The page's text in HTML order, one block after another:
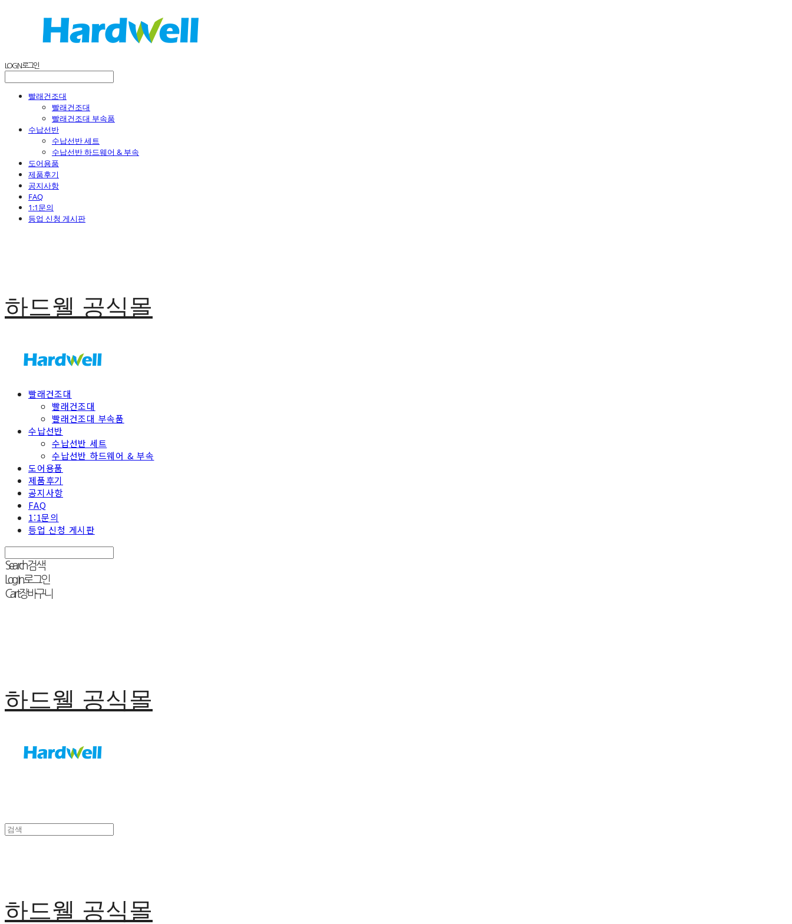
LOG IN로그인
빨래건조대
빨래건조대
빨래건조대 부속품
수납선반
수납선반 세트
수납선반 하드웨어 & 부속
도어용품
제품후기
공지사항
FAQ
1:1문의
등업 신청 게시판
하드웰 공식몰
빨래건조대
빨래건조대
빨래건조대 부속품
수납선반
수납선반 세트
수납선반 하드웨어 & 부속
도어용품
제품후기
공지사항
FAQ
1:1문의
등업 신청 게시판
Search검색
Log In로그인
Cart장바구니
하드웰 공식몰
하드웰 공식몰